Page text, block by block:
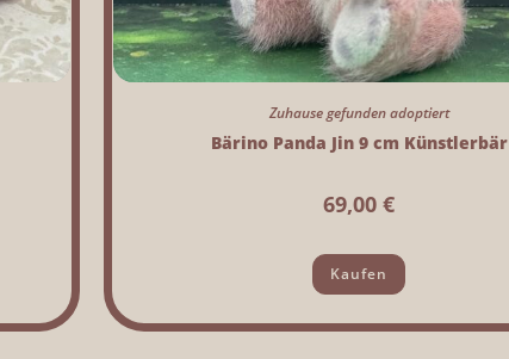
Zuhause gefunden adoptiert
Bärino Panda Jin 9 cm Künstlerbär
69,00 €
Kaufen